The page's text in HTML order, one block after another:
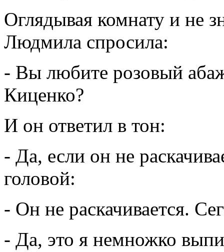
Оглядывая комнату и не
Людмила спросила:
- Вы любите розовый
Киценко?
И он ответил в тон:
- Да, если он не
головой:
- Он не раскачивается.
- Да, это я немножко